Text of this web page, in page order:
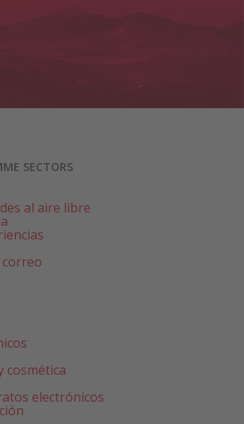
SECTORS
al aire libre
cosmética
electrónicos